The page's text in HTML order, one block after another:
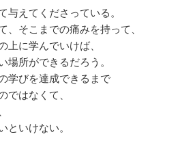
与えてくださっている。
、そこまでの痛みを持って、
上に学んでいけば、
場所ができるだろう。
学びを達成できるまで
ではなくて、
といけない。